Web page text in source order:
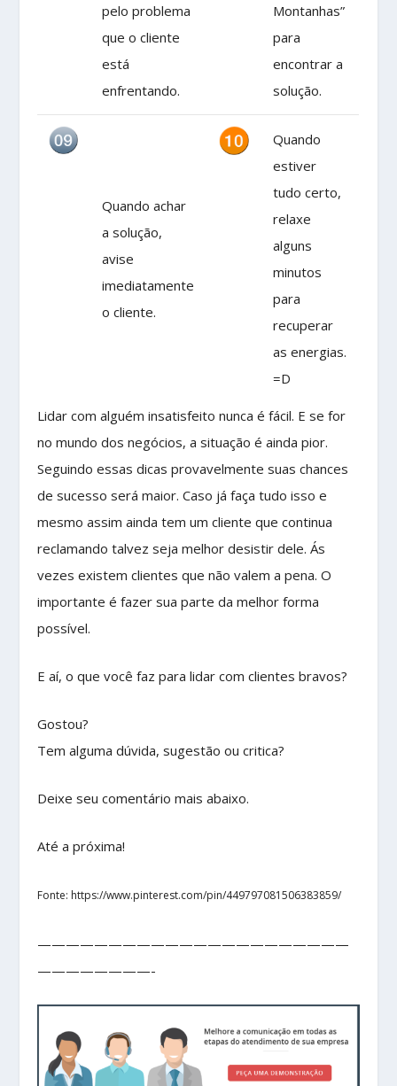
pelo problema
que o cliente
está
enfrentando.
Montanhas”
para
encontrar a
solução.
Quando achar
a solução,
avise
imediatamente
o cliente.
Quando
estiver
tudo certo,
relaxe
alguns
minutos
para
recuperar
as energias.
=D
Lidar com alguém insatisfeito nunca é fácil. E se for
no mundo dos negócios, a situação é ainda pior.
Seguindo essas dicas provavelmente suas chances
de sucesso será maior. Caso já faça tudo isso e
mesmo assim ainda tem um cliente que continua
reclamando talvez seja melhor desistir dele. Ás
vezes existem clientes que não valem a pena. O
importante é fazer sua parte da melhor forma
possível.
E aí, o que você faz para lidar com clientes bravos?
Gostou?
Tem alguma dúvida, sugestão ou critica?
Deixe seu comentário mais abaixo.
Até a próxima!
Fonte: https://www.pinterest.com/pin/449797081506383859/
——————————————————————
————————-